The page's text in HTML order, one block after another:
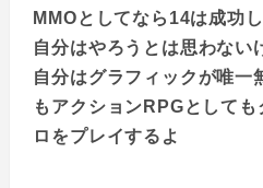
MMOとしてなら14は成功
自分はやろうとは思わない
自分はグラフィックが唯一
もアクションRPGとして
ロをプレイするよ